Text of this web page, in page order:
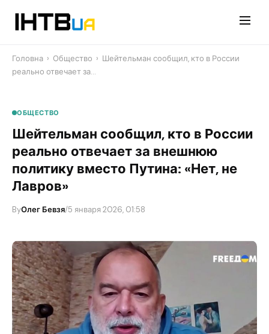
Головна › Общество › Шейтельман сообщил, кто в России
реально отвечает за…
ОБЩЕСТВО
Шейтельман сообщил, кто в России
реально отвечает за внешнюю
политику вместо Путина: «Нет, не
Лавров»
ByОлег Бевзя/5 января 2026, 01:58